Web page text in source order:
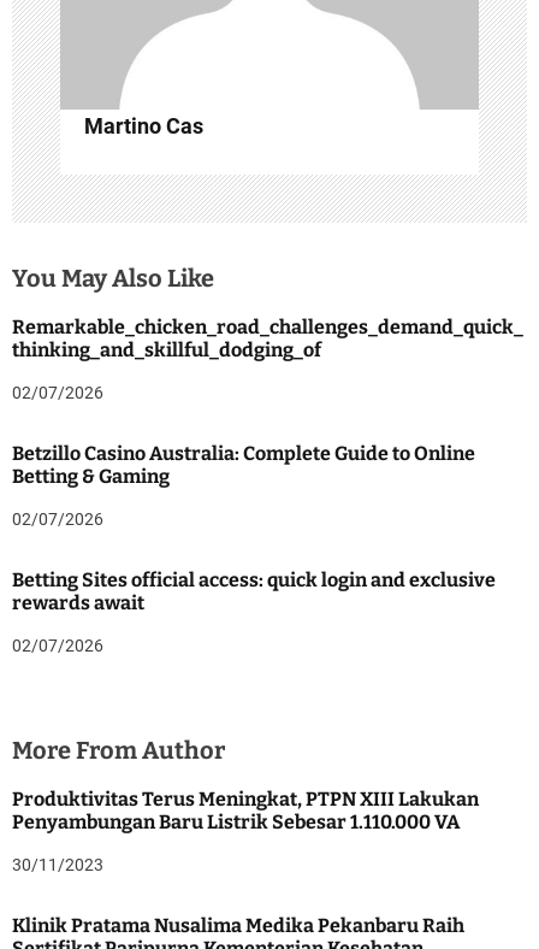
n
Martino Cas
You May Also Like
Remarkable_chicken_road_challenges_demand_quick_
thinking_and_skillful_dodging_of
02/07/2026
Betzillo Casino Australia: Complete Guide to Online
Betting & Gaming
02/07/2026
Betting Sites official access: quick login and exclusive
rewards await
02/07/2026
More From Author
Produktivitas Terus Meningkat, PTPN XIII Lakukan
Penyambungan Baru Listrik Sebesar 1.110.000 VA
30/11/2023
Klinik Pratama Nusalima Medika Pekanbaru Raih